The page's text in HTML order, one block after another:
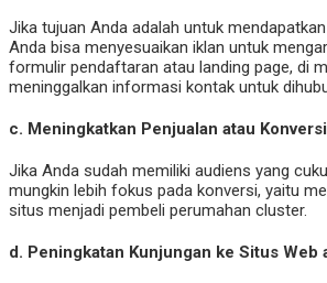
Jika tujuan Anda adalah untuk
Anda bisa menyesuaikan iklan untuk
formulir pendaftaran atau landing page, di
meninggalkan informasi kontak untuk
c. Meningkatkan Penjualan atau Konversi
Jika Anda sudah memiliki audiens yang
mungkin lebih fokus pada konversi, yaitu
situs menjadi pembeli perumahan cluster.
d. Peningkatan Kunjungan ke Situs Web